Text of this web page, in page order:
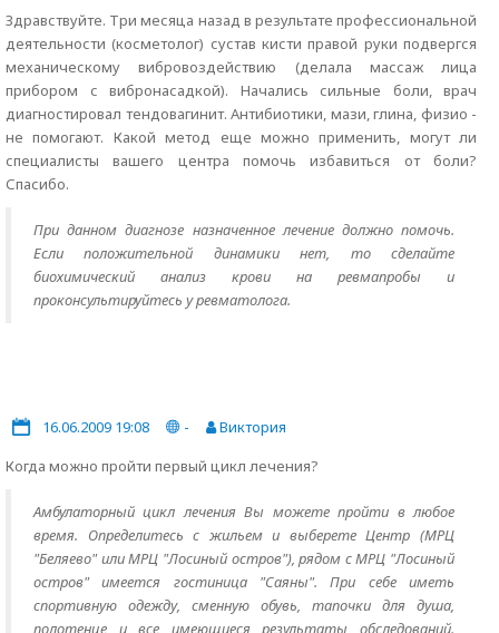
Здравствуйте. Три месяца назад в результате профессиональной
деятельности (косметолог) сустав кисти правой руки подвергся
механическому вибровоздействию (делала массаж лица
прибором с вибронасадкой). Начались сильные боли, врач
диагностировал тендовагинит. Антибиотики, мази, глина, физио -
не помогают. Какой метод еще можно применить, могут ли
специалисты вашего центра помочь избавиться от боли?
Спасибо.
При данном диагнозе назначенное лечение должно помочь.
Если положительной динамики нет, то сделайте
биохимический анализ крови на ревмапробы и
проконсультируйтесь у ревматолога.
16.06.2009 19:08 -
Виктория
Когда можно пройти первый цикл лечения?
Амбулаторный цикл лечения Вы можете пройти в любое
время. Определитесь с жильем и выберете Центр (МРЦ
"Беляево" или МРЦ "Лосиный остров"), рядом с МРЦ "Лосиный
остров" имеется гостиница "Саяны". При себе иметь
спортивную одежду, сменную обувь, тапочки для душа,
полотенце и все имеющиеся результаты обследований.